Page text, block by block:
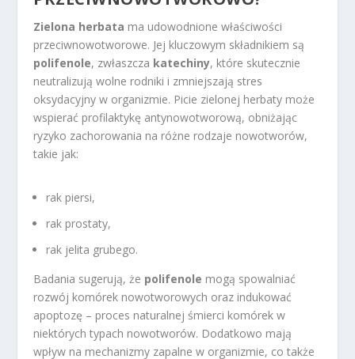
Zielona herbata ma udowodnione właściwości
przeciwnowotworowe. Jej kluczowym składnikiem są
polifenole, zwłaszcza katechiny, które skutecznie
neutralizują wolne rodniki i zmniejszają stres
oksydacyjny w organizmie. Picie zielonej herbaty może
wspierać profilaktykę antynowotworową, obniżając
ryzyko zachorowania na różne rodzaje nowotworów,
takie jak:
rak piersi,
rak prostaty,
rak jelita grubego.
Badania sugerują, że polifenole mogą spowalniać
rozwój komórek nowotworowych oraz indukować
apoptozę – proces naturalnej śmierci komórek w
niektórych typach nowotworów. Dodatkowo mają
wpływ na mechanizmy zapalne w organizmie, co także